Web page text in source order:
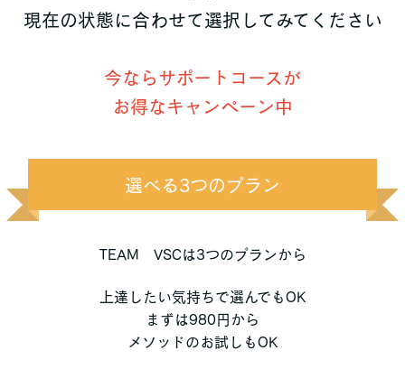
現在の状態に合わせて選択してみてください
今ならサポートコースが
お得なキャンペーン中
選べる3つのプラン
TEAM VSCは3つのプランから
上達したい気持ちで選んでもOK
まずは980円から
メソッドのお試しもOK